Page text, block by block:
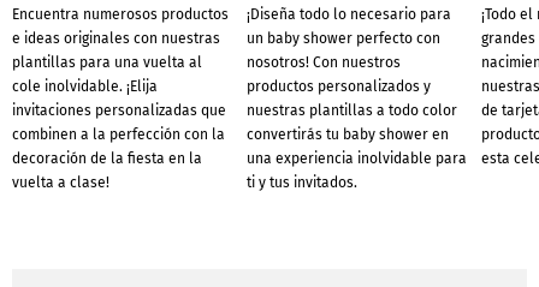
Encuentra numerosos productos
e ideas originales con nuestras
plantillas para una vuelta al
cole inolvidable. ¡Elija
invitaciones personalizadas que
combinen a la perfección con la
decoración de la fiesta en la
vuelta a clase!
¡Diseña todo lo necesario para
un baby shower perfecto con
nosotros! Con nuestros
productos personalizados y
nuestras plantillas a todo color
convertirás tu baby shower en
una experiencia inolvidable para
ti y tus invitados.
¡Todo
grandes
de
esta